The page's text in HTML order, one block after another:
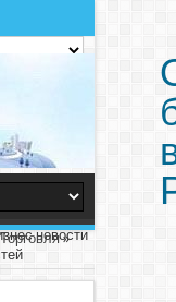
новости
Торговля»